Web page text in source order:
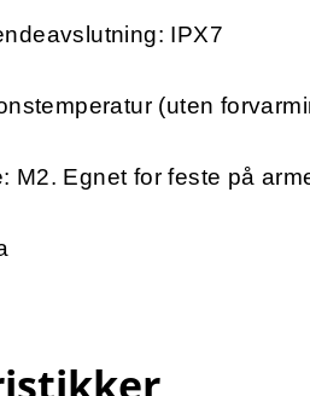
IPX7
(uten
M2. Egnet for feste på